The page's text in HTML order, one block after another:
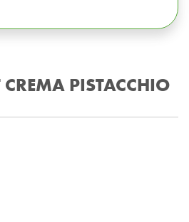
PISTACCHIO